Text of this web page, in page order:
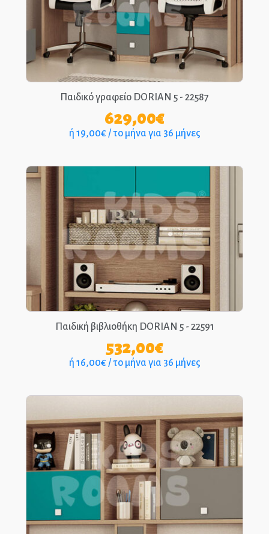
Παιδικά Γραφεία
ΣΤΡΩΜΑΤΑ
ΠΑΙΔΙΚΑ
MONTESSORI
ΝΤΥΜΕΝΑ ΚΑΙ
ΜΕΤΑΛΛΙΚΑ
ΑΡΧΙΚΉ
ΕΠΙΚΟΙΝΩΝΊΑ
ΤΗΛ.: 210-2400-863
Παιδικό γραφείο DORIAN 5 - 22587
629,00€
ή 19,00€ / το μήνα για 36 μήνες
Παιδική βιβλιοθήκη DORIAN 5 - 22591
532,00€
ή 16,00€ / το μήνα για 36 μήνες